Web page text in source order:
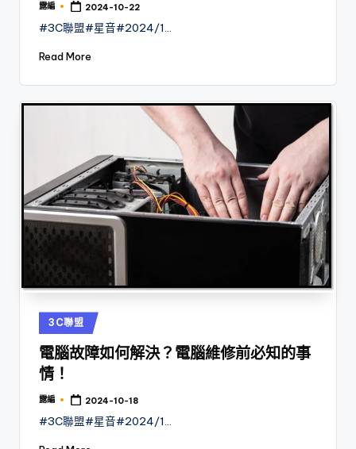
Posted
露編 2024-10-22
#3C聯盟#星音#2024/1…
Read More
Posted
in
3C聯盟
電腦故障如何解決？電腦維修前必知的事
情！
Posted
露編 2024-10-18
#3C聯盟#星音#2024/1…